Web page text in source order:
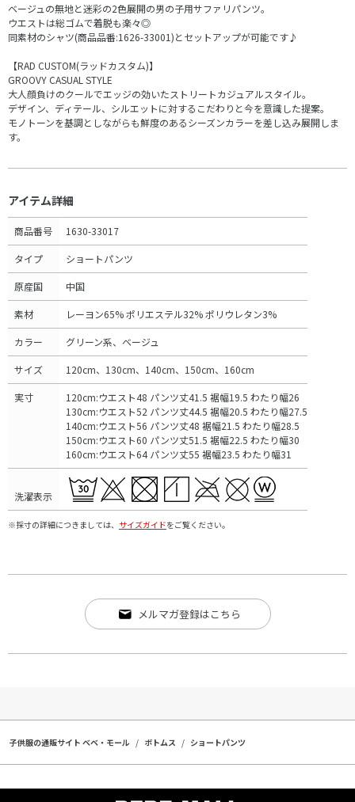
ベージュの無地と迷彩の2色展開の男の子用サファリパンツ。
ウエストは総ゴムで着脱も楽々◎
同素材のシャツ(商品品番:1626-33001)とセットアップが可能です♪
【RAD CUSTOM(ラッドカスタム)】
GROOVY CASUAL STYLE
大人顔負けのクールでエッジの効いたストリートカジュアルスタイル。
デザイン、ディテール、シルエットに対するこだわりと今を意識した提案。
モノトーンを基調としながらも鮮度のあるシーズンカラーを差し込み展開しま
す。
アイテム詳細
商品番号 1630-33017
タイプ ショートパンツ
原産国 中国
素材 レーヨン65% ポリエステル32% ポリウレタン3%
カラー グリーン系、ベージュ
サイズ 120cm、130cm、140cm、150cm、160cm
実寸
120cm:ウエスト48 パンツ丈41.5 裾幅19.5 わたり幅26
130cm:ウエスト52 パンツ丈44.5 裾幅20.5 わたり幅27.5
140cm:ウエスト56 パンツ丈48 裾幅21.5 わたり幅28.5
150cm:ウエスト60 パンツ丈51.5 裾幅22.5 わたり幅30
160cm:ウエスト64 パンツ丈55 裾幅23.5 わたり幅31
洗濯表示
※採寸の詳細につきましては、 サイズガイドをご覧ください。
メルマガ登録はこちら
子供服の通販サイト ベベ・モール ボトムス ショートパンツ